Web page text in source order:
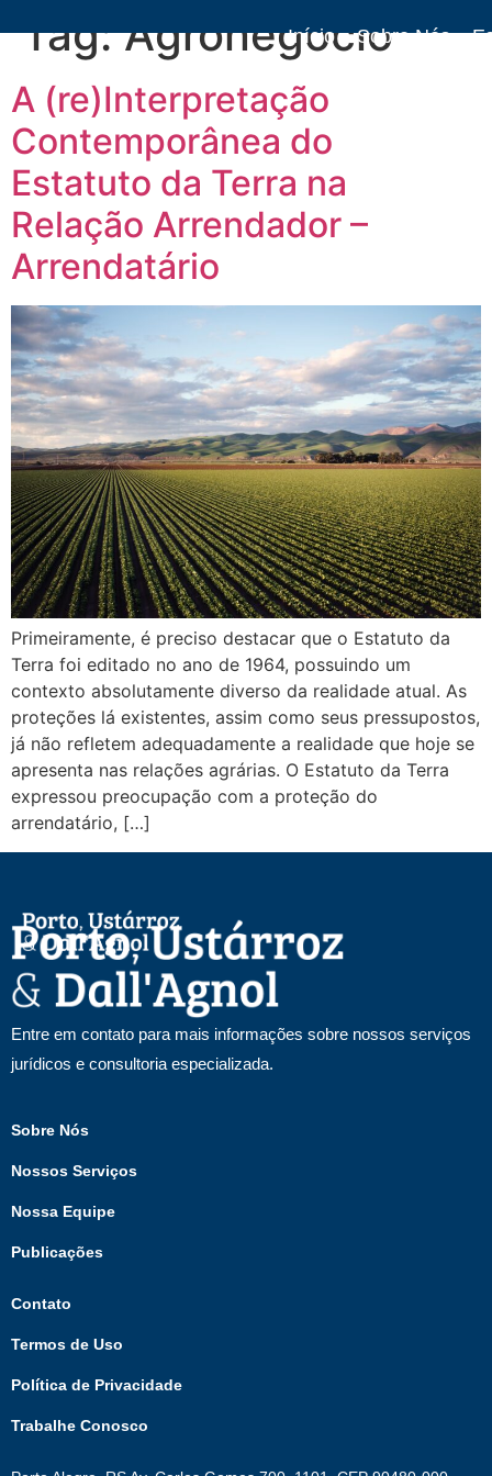
Início Sobre Nós
Tag:Agronegócio
A (re)Interpretação
Contemporânea do
Estatuto da Terra na
Relação Arrendador –
Arrendatário
Primeiramente, é preciso destacar que o Estatuto da
Terra foi editado no ano de 1964, possuindo um
contexto absolutamente diverso da realidade atual. As
proteções lá existentes, assim como seus pressupostos,
já não refletem adequadamente a realidade que hoje se
apresenta nas relações agrárias. O Estatuto da Terra
expressou preocupação com a proteção do
arrendatário, […]
Entre em contato para mais informações sobre nossos serviços
jurídicos e consultoria especializada.
Sobre Nós
Nossos Serviços
Nossa Equipe
Publicações
Contato
Termos de Uso
Política de Privacidade
Trabalhe Conosco